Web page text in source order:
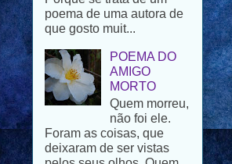
POEMA DO
AMIGO
MORTO
Quem morreu,
não foi ele.
Foram as coisas, que
deixaram de ser vistas
pelos seus olhos. Quem
morreu, não foi ele. Foram
os objetos qu...